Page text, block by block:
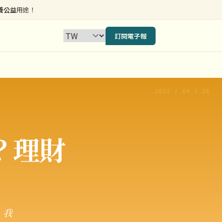
公益用途！
訂閱電子報
2023 / 09 / 25
理財
我